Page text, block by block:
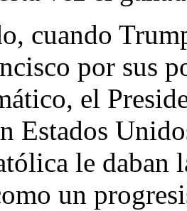
cuando
por sus
el
Estados
le daban
un